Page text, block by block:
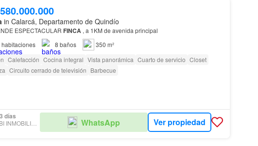
in Calarcá, Departamento de Quindío
ESPECTACULAR FINCA , a 1KM de avenida principal
habitaciones 8 baños
350 m²
Calefacción Cocina integral Vista panorámica Cuarto de servicio Closet
Circuito cerrado de televisión Barbecue
días
IBI INMOBILIARIA SAS WhatsApp Ver propiedad